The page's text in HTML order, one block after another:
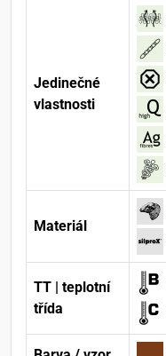
Jedinečné
vlastnosti
Materiál
TT | teplotní
třída